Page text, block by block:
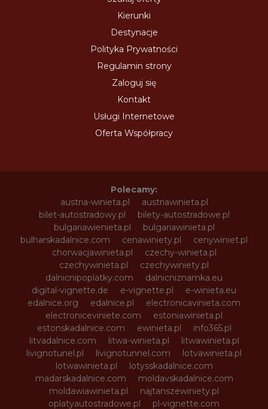
Kierunki
Destynacje
Polityka Prywatności
Regulamin strony
Zaloguj się
Kontakt
Usługi Internetowe
Oferta Współpracy
Polecamy:
austria-winieta.pl
austriawinieta.pl
bilet-autostradowy.pl
bilety-autostradowe.pl
bulgariawienieta.pl
bulgariawinieta.pl
bulharskadalnice.com
cenawiniety.pl
cenywiniet.pl
chorwacjawinieta.pl
czechy-winieta.pl
czechywinieta.pl
czechywiniety.pl
dalnicnipoplatky.com
dalnicniznamka.eu
digital-vignette.de
e-vignette.pl
e-winieta.eu
edalnice.org
edalnice.pl
electronicavinieta.com
electroniceviniete.com
estoniawinieta.pl
estonskadalnice.com
ewinieta.pl
info365.pl
litvadalnice.com
litwa-winieta.pl
litwawinieta.pl
livignotunel.pl
livignotunnel.com
lotvawinieta.pl
lotwawinieta.pl
lotysskadalnice.com
madarskadalnice.com
moldavskadalnice.com
moldawiawinieta.pl
najtanszewiniety.pl
oplatyautostradowe.pl
pl-vignette.com